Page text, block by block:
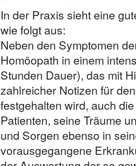
In der Praxis sieht eine
wie folgt aus:
Neben den Symptomen
Homöopath in einem
Stunden Dauer), das mit
zahlreicher Notizen für
festgehalten wird, auch
Patienten, seine Träume
und Sorgen ebenso in
vorausgegangene